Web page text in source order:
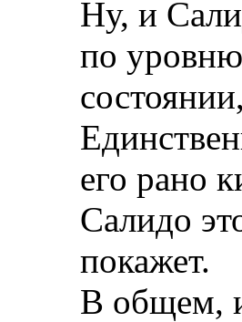
Ну, и
по
его рано
Салидо
покажет.
В общем,